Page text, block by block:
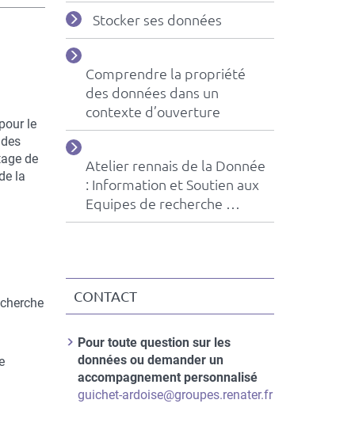
le
de
la
Stocker ses données
Comprendre la propriété
des données dans un
contexte d’ouverture
Atelier rennais de la Donnée
: Information et Soutien aux
Equipes de recherche …
CONTACT
Informations
du
contact
Nom
du
contact
Pour toute question sur les
données ou demander un
accompagnement personnalisé
Courriel
guichet-ardoise@groupes.renater.fr